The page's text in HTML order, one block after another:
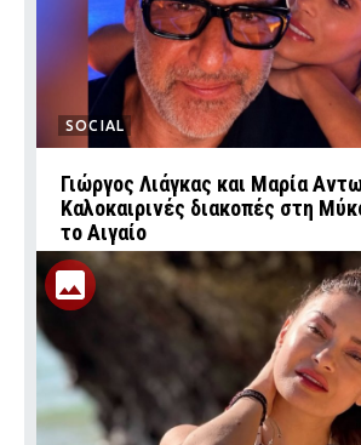
SOCIAL
Γιώργος Λιάγκας και Μαρία
Καλοκαιρινές διακοπές στη
το Αιγαίο